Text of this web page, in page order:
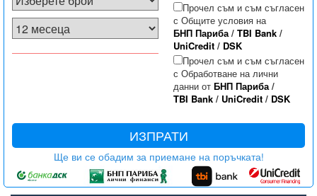
Прочел съм и съм съгласен
с Общите условия на
БНП Париба/ TBI Bank/
UniCredit/ DSK
Прочел съм и съм съгласен
с Обработване на лични
данни от БНП Париба/
TBI Bank/ UniCredit/ DSK
ИЗПРАТИ
Ще ви се обадим за приемане на поръчката!